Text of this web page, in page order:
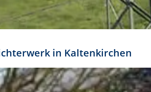
das Logo jedoch auch größer oder
mit der Marketingabteilung.
in Kaltenkirchen